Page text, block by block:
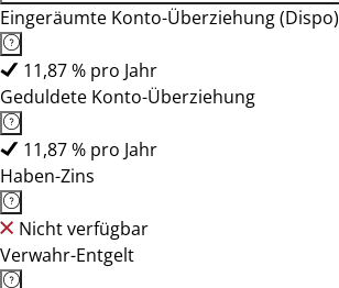
Eingeräumte Konto-Überziehung (Dispo)
11,87 % pro Jahr
Geduldete Konto-Überziehung
11,87 % pro Jahr
Haben-Zins
Nicht verfügbar
Verwahr-Entgelt